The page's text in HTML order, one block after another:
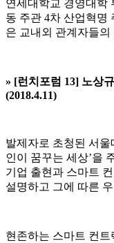
연세대학교 경영대학
동 주관 4차 산업혁명
은 교내외 관계자들
» [런치포럼 13] 노상
(2018.4.11)
발제자로 초청된 서울
인이 꿈꾸는 세상’을
기업 출현과 스마트
설명하고 그에 따른
현존하는 스마트 컨